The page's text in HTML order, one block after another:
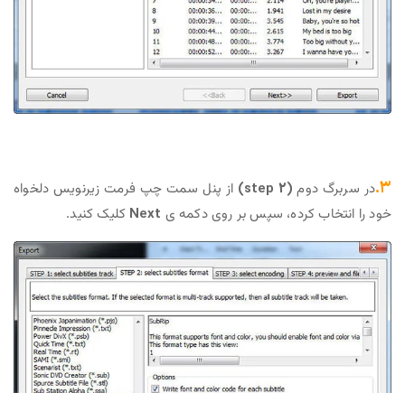
۳. در سربرگ دوم (step 2)
از پنل سمت چپ فرمت زیرنویس دلخواه
خود را انتخاب کرده، سپس بر روی دکمه ی Next کلیک کنید.